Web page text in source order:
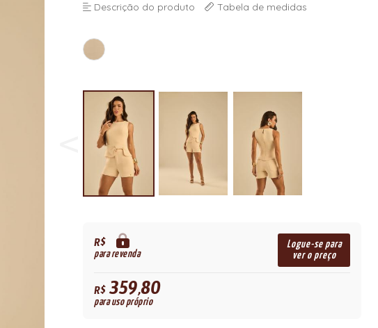
Descrição do produto Tabela de medidas
R$
para revenda
Logue-se para
ver o preço
R$359,80
para uso próprio